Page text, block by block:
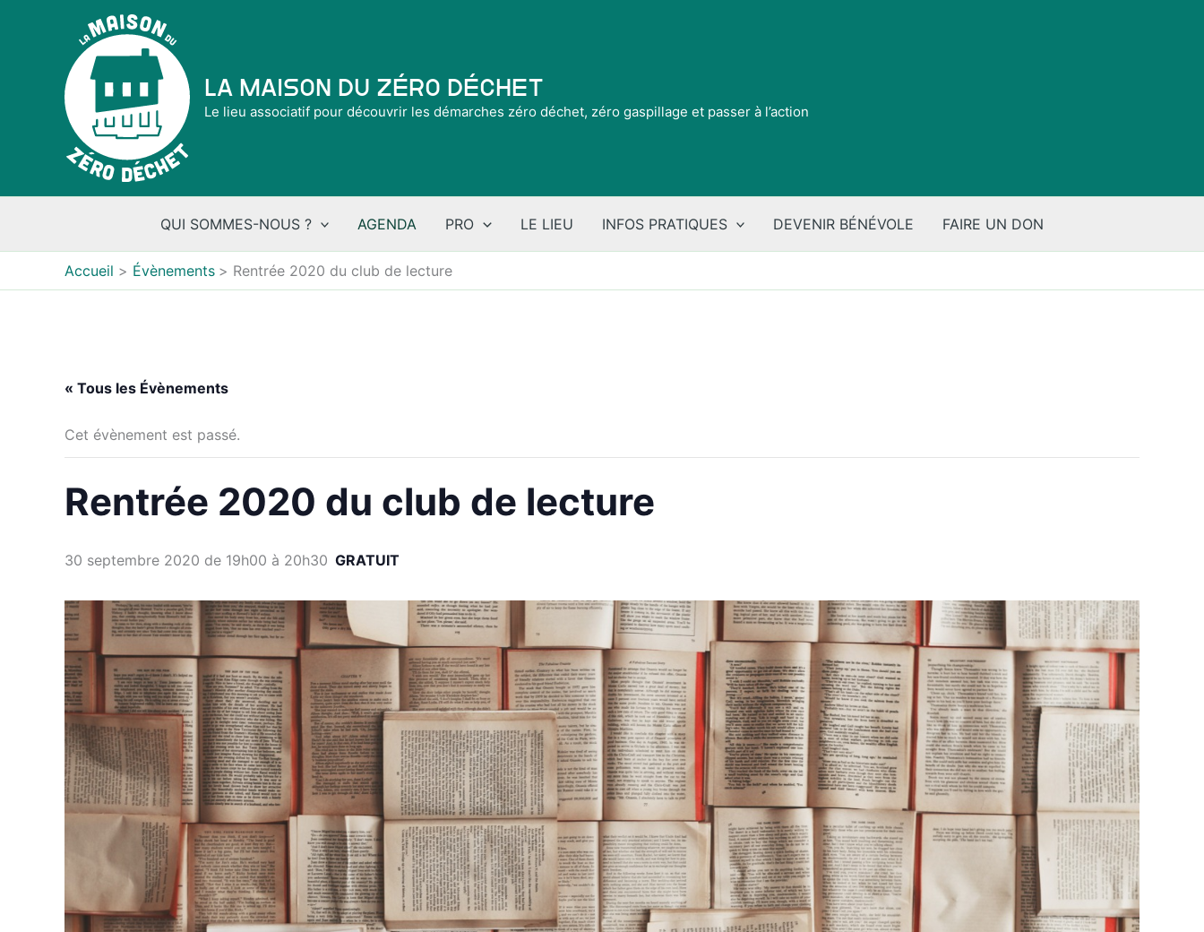
La Maison du Zéro Déchet
Le lieu associatif pour découvrir les démarches zéro déchet, zéro gaspillage et passer à l’action
QUI SOMMES-NOUS ? AGENDA PRO LE LIEU INFOS PRATIQUES DEVENIR BÉNÉVOLE FAIRE UN DON
Accueil Évènements Rentrée 2020 du club de lecture
« Tous les Évènements
Cet évènement est passé.
Rentrée 2020 du club de lecture
30 septembre 2020 de 19h00 à 20h30 GRATUIT